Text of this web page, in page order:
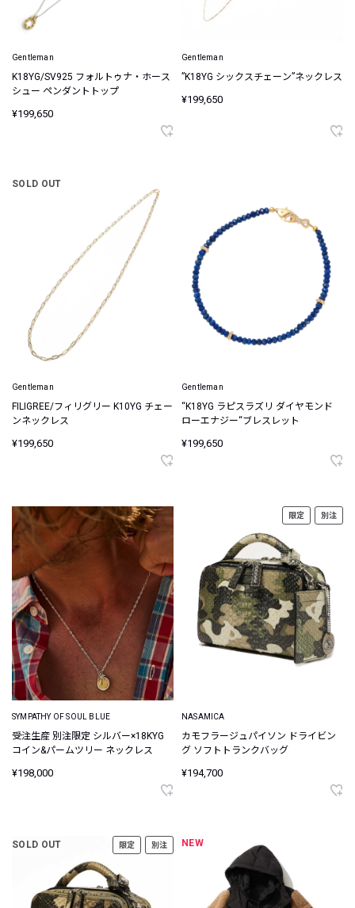
Gentleman
K18YG/SV925 フォルトゥナ・ホース
シュー ペンダントトップ
¥199,650
Gentleman
”K18YG シックスチェーン”ネックレス
¥199,650
SOLD OUT
Gentleman
FILIGREE/フィリグリー K10YG チェー
ンネックレス
¥199,650
Gentleman
“K18YG ラピスラズリ ダイヤモンド
ローエナジー“ブレスレット
¥199,650
SYMPATHY OF SOUL BLUE
受注生産 別注限定 シルバー×18KYG
コイン&パームツリー ネックレス
¥198,000
限定 別注
NASAMICA
カモフラージュパイソン ドライビン
グ ソフトトランクバッグ
¥194,700
SOLD OUT 限定 別注 NEW